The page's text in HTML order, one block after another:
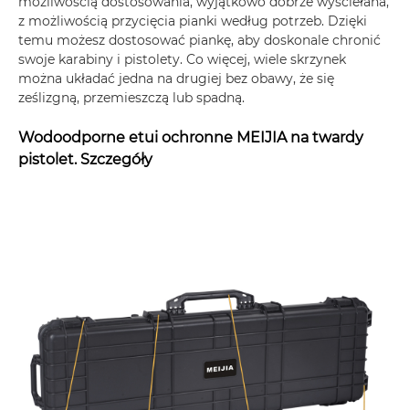
z możliwością przycięcia pianki według potrzeb. Dzięki
temu możesz dostosować piankę, aby doskonale chronić
swoje karabiny i pistolety. Co więcej, wiele skrzynek
można układać jedna na drugiej bez obawy, że się
ześlizgną, przemieszczą lub spadną.
Wodoodporne etui ochronne MEIJIA na twardy
pistolet. Szczegóły